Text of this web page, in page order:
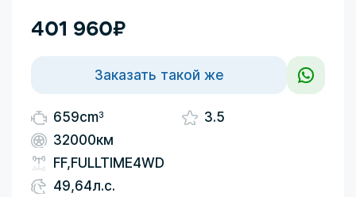
659cm3
32000км
FF,FULLTIME4WD
49,64л.с.
3.5
401 960₽
Заказать такой же